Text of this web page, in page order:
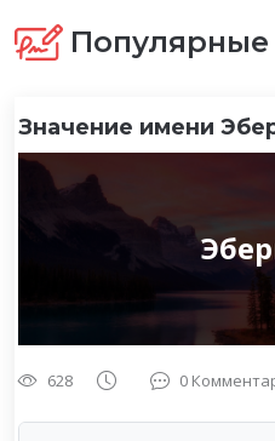
Значение имени
628 0